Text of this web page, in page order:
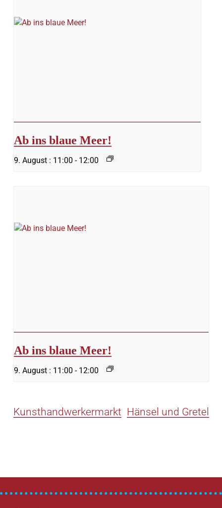
Ab ins blaue Meer!
9. August : 11:00 - 12:00
Ab ins blaue Meer!
9. August : 11:00 - 12:00
Kunsthandwerkermarkt Hänsel und Gretel